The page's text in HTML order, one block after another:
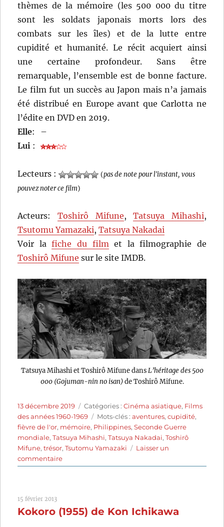
thèmes de la mémoire (les 500 000 du titre
sont les soldats japonais morts lors des
combats sur les îles) et de la lutte entre
cupidité et humanité. Le récit acquiert ainsi
une certaine profondeur. Sans être
remarquable, l’ensemble est de bonne facture.
Le film fut un succès au Japon mais n’a jamais
été distribué en Europe avant que Carlotta ne
l’édite en DVD en 2019.
Elle:
–
Lui :
Lecteurs : (pas de note pour l'instant, vous
pouvez noter ce film)
Acteurs: Toshirô Mifune,Tatsuya Mihashi,
Tsutomu Yamazaki,Tatsuya Nakadai
Voir lafiche du filmet la filmographie de
Toshirô Mifune sur le site IMDB.
Tatsuya Mihashi et Toshirô Mifune dans L’héritage des 500
000 (Gojuman-nin no isan)de Toshirô Mifune.
Publié
le
13 décembre 2019 Catégories
Catégories :Cinéma asiatique, Films
des années 1960-1969
Étiquettes
Mots-clés :aventures,cupidité,
fièvre de l'or, mémoire, Philippines,Seconde Guerre
mondiale,Tatsuya Mihashi,Tatsuya Nakadai,Toshirô
Mifune,trésor,Tsutomu Yamazaki
Laisser un
commentairesur
L’Héritage
(1963)
15 février 2013
Kokoro (1955) de Kon Ichikawa